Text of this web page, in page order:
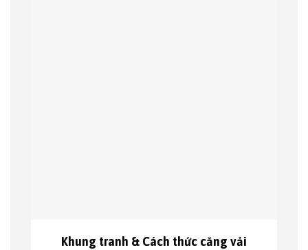
Khung tranh & Cách thức căng vải